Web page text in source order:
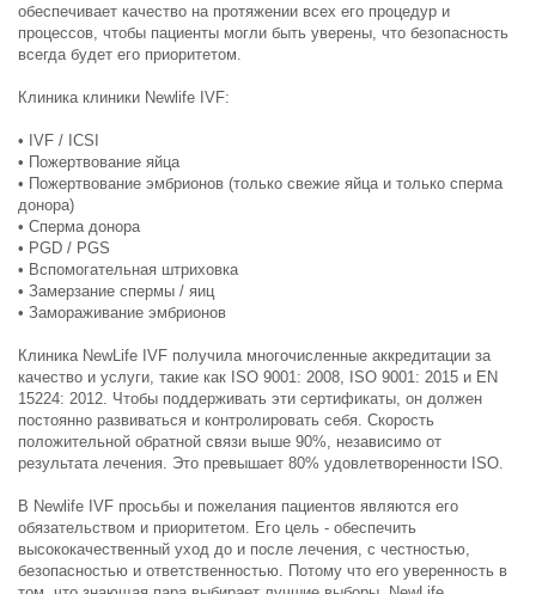
обеспечивает качество на протяжении всех его процедур и
процессов, чтобы пациенты могли быть уверены, что безопасность
всегда будет его приоритетом.
Клиника клиники Newlife IVF:
• IVF / ICSI
• Пожертвование яйца
• Пожертвование эмбрионов (только свежие яйца и только сперма
донора)
• Сперма донора
• PGD / PGS
• Вспомогательная штриховка
• Замерзание спермы / яиц
• Замораживание эмбрионов
Клиника NewLife IVF получила многочисленные аккредитации за
качество и услуги, такие как ISO 9001: 2008, ISO 9001: 2015 и EN
15224: 2012. Чтобы поддерживать эти сертификаты, он должен
постоянно развиваться и контролировать себя. Скорость
положительной обратной связи выше 90%, независимо от
результата лечения. Это превышает 80% удовлетворенности ISO.
В Newlife IVF просьбы и пожелания пациентов являются его
обязательством и приоритетом. Его цель - обеспечить
высококачественный уход до и после лечения, с честностью,
безопасностью и ответственностью. Потому что его уверенность в